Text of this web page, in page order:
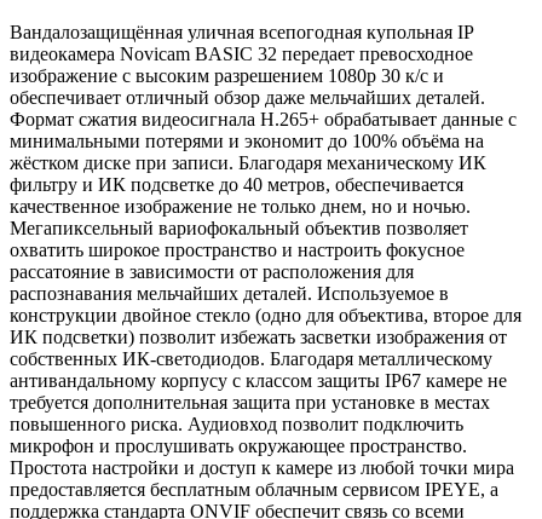
Вандалозащищённая уличная всепогодная купольная IP
видеокамера Novicam BASIC 32 передает превосходное
изображение с высоким разрешением 1080p 30 к/с и
обеспечивает отличный обзор даже мельчайших деталей.
Формат сжатия видеосигнала H.265+ обрабатывает данные с
минимальными потерями и экономит до 100% объёма на
жёстком диске при записи. Благодаря механическому ИК
фильтру и ИК подсветке до 40 метров, обеспечивается
качественное изображение не только днем, но и ночью.
Мегапиксельный вариофокальный объектив позволяет
охватить широкое пространство и настроить фокусное
рассатояние в зависимости от расположения для
распознавания мельчайших деталей. Используемое в
конструкции двойное стекло (одно для объектива, второе для
ИК подсветки) позволит избежать засветки изображения от
собственных ИК-светодиодов. Благодаря металлическому
антивандальному корпусу с классом защиты IP67 камере не
требуется дополнительная защита при установке в местах
повышенного риска. Аудиовход позволит подключить
микрофон и прослушивать окружающее пространство.
Простота настройки и доступ к камере из любой точки мира
предоставляется бесплатным облачным сервисом IPEYE, а
поддержка стандарта ONVIF обеспечит связь со всеми